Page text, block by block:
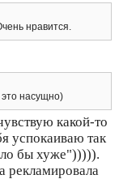
нравится.
насущно)
какой-то
успокаиваю так
бы хуже"))))).
рекламировала